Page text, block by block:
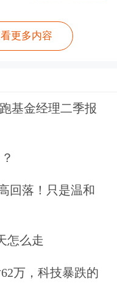
更多内容
基金经理二季报
回落！只是温和
怎么走
万，科技暴跌的